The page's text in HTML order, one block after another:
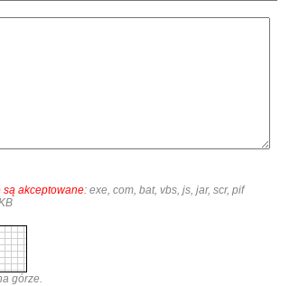
akceptowane: exe, com, bat, vbs, js, jar, scr, pif
górze.